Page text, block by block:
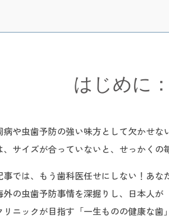
はじめに
病や虫歯予防の強い味方として欠かせ
、サイズが合っていないと、せっかくの
事では、もう歯科医任せにしない！あ
外の虫歯予防事情を深掘りし、日本人
リニックが目指す「一生ものの健康な歯